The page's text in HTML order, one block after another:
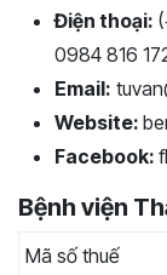
Điện thoại:
0984 816
Email:
Website:
Facebook:
Bệnh viện
Mã số thuế